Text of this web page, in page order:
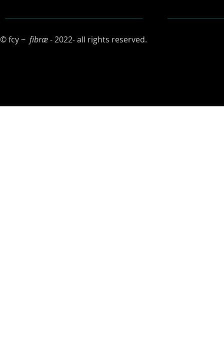
© fcy ~ fibræ- 2022- all rights reserved.